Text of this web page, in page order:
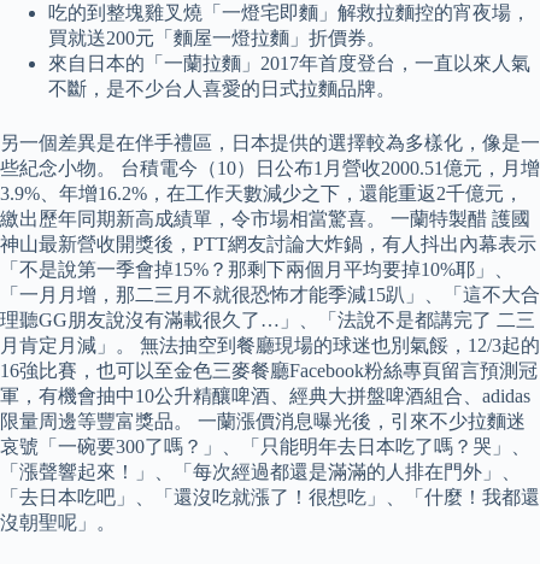
吃的到整塊雞叉燒「一燈宅即麵」解救拉麵控的宵夜場，
買就送200元「麵屋一燈拉麵」折價券。
來自日本的「一蘭拉麵」2017年首度登台，一直以來人氣
不斷，是不少台人喜愛的日式拉麵品牌。
另一個差異是在伴手禮區，日本提供的選擇較為多樣化，像是一
些紀念小物。 台積電今（10）日公布1月營收2000.51億元，月增
3.9%、年增16.2%，在工作天數減少之下，還能重返2千億元，
繳出歷年同期新高成績單，令市場相當驚喜。 一蘭特製醋 護國
神山最新營收開獎後，PTT網友討論大炸鍋，有人抖出內幕表示
「不是說第一季會掉15%？那剩下兩個月平均要掉10%耶」、
「一月月增，那二三月不就很恐怖才能季減15趴」、「這不大合
理聽GG朋友說沒有滿載很久了…」、「法說不是都講完了 二三
月肯定月減」。 無法抽空到餐廳現場的球迷也別氣餒，12/3起的
16強比賽，也可以至金色三麥餐廳Facebook粉絲專頁留言預測冠
軍，有機會抽中10公升精釀啤酒、經典大拼盤啤酒組合、adidas
限量周邊等豐富獎品。 一蘭漲價消息曝光後，引來不少拉麵迷
哀號「一碗要300了嗎？」、「只能明年去日本吃了嗎？哭」、
「漲聲響起來！」、「每次經過都還是滿滿的人排在門外」、
「去日本吃吧」、「還沒吃就漲了！很想吃」、「什麼！我都還
沒朝聖呢」。